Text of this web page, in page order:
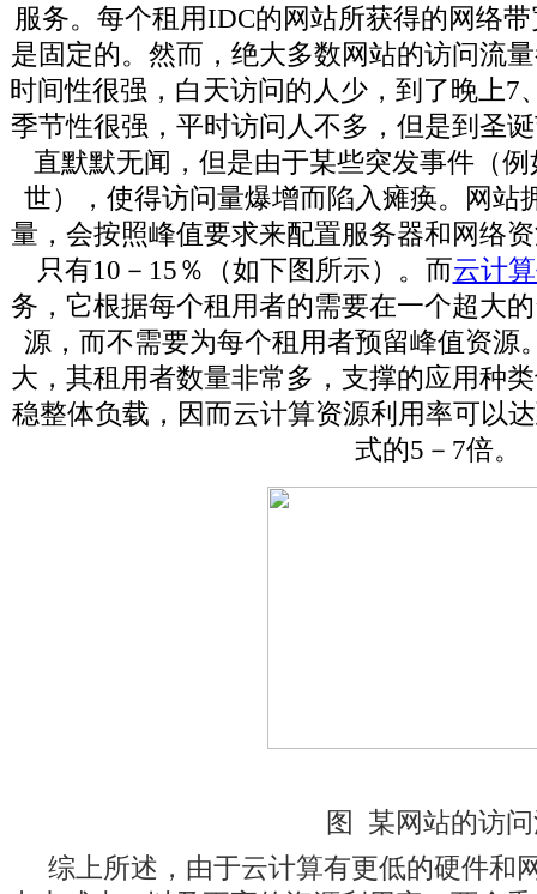
服务。每个租用IDC的网站所获得的网络
是固定的。然而，绝大多数网站的访问流
时间性很强，白天访问的人少，到了晚上7
季节性很强，平时访问人不多，但是到圣
直默默无闻，但是由于某些突发事件（
世），使得访问量爆增而陷入瘫痪。网站
量，会按照峰值要求来配置服务器和网络
只有10－15％（如下图所示）。而云计
务，它根据每个租用者的需要在一个超大
源，而不需要为每个租用者预留峰值资源
大，其租用者数量非常多，支撑的应用种
稳整体负载，因而云计算资源利用率可以
式的5－7倍。
图 某网站的访
综上所述，由于云计算有更低的硬件和